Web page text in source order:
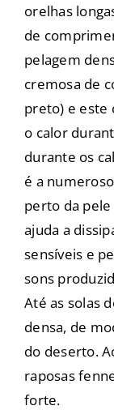
orelhas
de
pelagem
cremosa de
preto) e este
o calor
durante os
é a
perto da
ajuda a
sensíveis e
sons
Até as solas
densa, de
do deserto.
raposas
forte.